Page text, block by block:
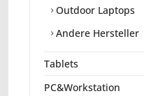
Outdoor Laptops
Andere Hersteller
Tablets
PC&Workstation